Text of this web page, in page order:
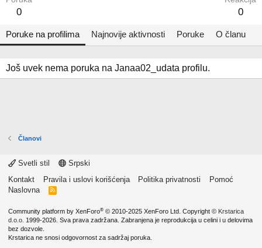
0 0
Poruke na profilima Najnovije aktivnosti Poruke O članu
Još uvek nema poruka na Janaa02_udata profilu.
Članovi
Svetli stil
Srpski
Kontakt
Pravila i uslovi korišćenja Politika privatnosti
Pomoć
Naslovna
R
Community platform by XenForo® © 2010-2025 XenForo Ltd. Copyright © Krstarica
d.o.o. 1999-2026. Sva prava zadržana. Zabranjena je reprodukcija u celini i u delovima
bez dozvole.
Krstarica ne snosi odgovornost za sadržaj poruka.